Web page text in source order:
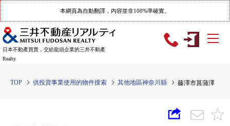
本網頁為自動翻譯，內容並非100%準確實。
日本不動產買賣，交給龍頭企業的三井不動產
Realty
TOP 供投資事業使用的物件搜索 其他地區神奈川縣 藤澤市菖蒲澤